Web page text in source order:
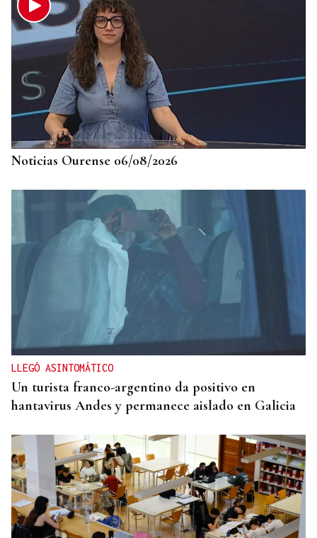
BIOGRAFÍAS
Jesusa Prado López, la fuerza ourensana que
iluminó La Habana
Noticias Ourense 06/08/2026
LLEGÓ ASINTOMÁTICO
Un turista franco-argentino da positivo en
hantavirus Andes y permanece aislado en Galicia